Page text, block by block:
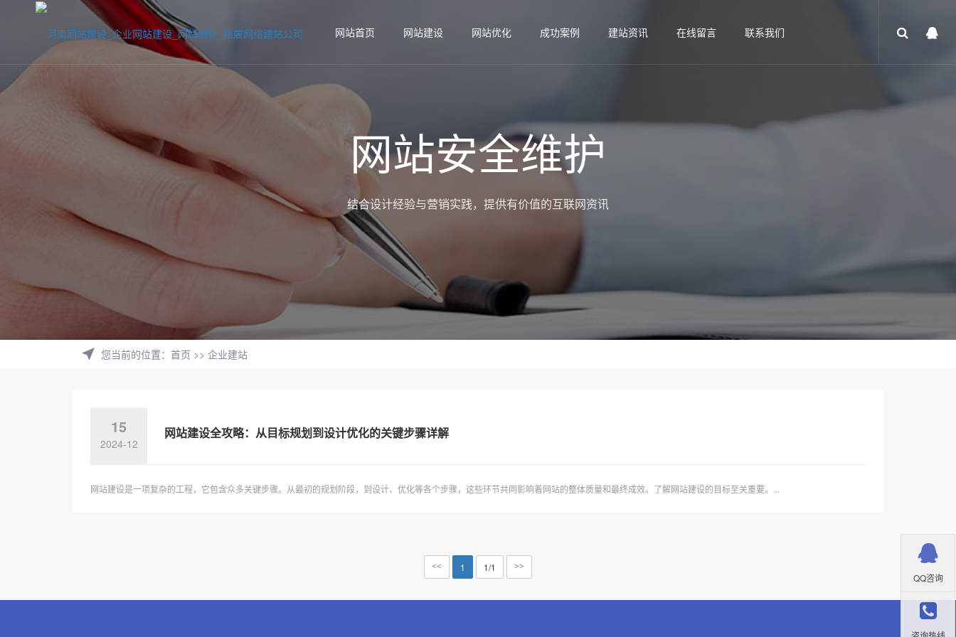
网站首页 网站建设 网站优化 成功案例 建站资讯 在线留言 联系我们
网站安全维护
结合设计经验与营销实践，提供有价值的互联网资讯
您当前的位置： 首页 >> 企业建站
15
2024-12
网站建设全攻略：从目标规划到设计优化的关键步骤详解
网站建设是一项复杂的工程，它包含众多关键步骤。从最初的规划阶段，到设计、优化等各个步骤，这些环节共同影响着网站的整体质量和最终成效。了解网站建设的目标至关重要。...
<< 1 1/1 >>
QQ咨询